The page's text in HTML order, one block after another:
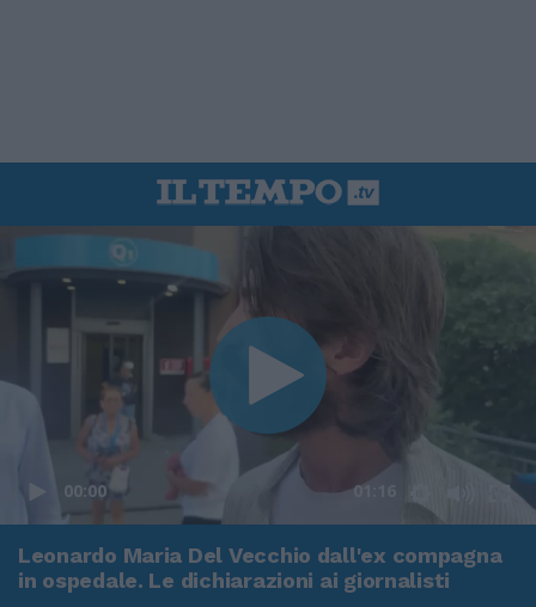
00:00 01:16
Leonardo Maria Del Vecchio dall'ex compagna
in ospedale. Le dichiarazioni ai giornalisti